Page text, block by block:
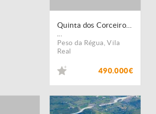
Peso da Régua ,Vila
Real
490.000€